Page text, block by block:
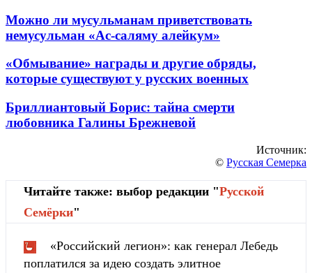
Можно ли мусульманам приветствовать
немусульман «Ас-саляму алейкум»
«Обмывание» награды и другие обряды,
которые существуют у русских военных
Бриллиантовый Борис: тайна смерти
любовника Галины Брежневой
Источник:
© Русская Семерка
Читайте также: выбор редакции "Русской
Cемёрки"
«Российский легион»: как генерал Лебедь
поплатился за идею создать элитное